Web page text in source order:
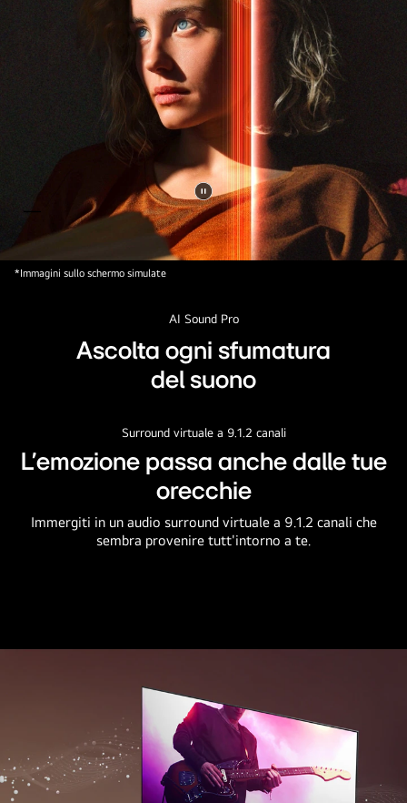
Metti
il
video
*Immagini sullo schermo simulate
AI Sound Pro
Ascolta ogni sfumatura
del suono
Surround virtuale a 9.1.2 canali
L'emozione passa anche dalle tue
orecchie
Immergiti in un audio surround virtuale a 9.1.2 canali che
sembra provenire tutt'intorno a te.